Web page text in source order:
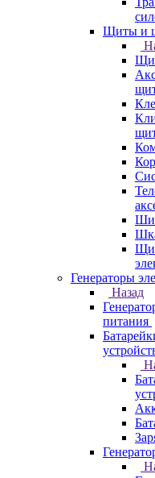
Щиты и
Генераторы
Назад
питания